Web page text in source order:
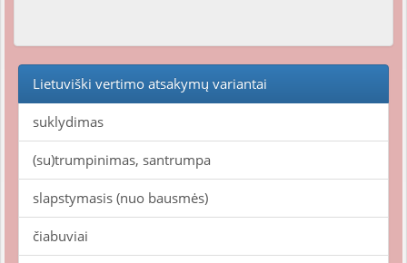
Lietuviški vertimo atsakymų variantai
suklydimas
(su)trumpinimas, santrumpa
slapstymasis (nuo bausmės)
čiabuviai